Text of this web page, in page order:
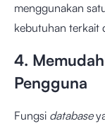
menggunakan
kebutuhan terkait
4.
Pengguna
Fungsi database